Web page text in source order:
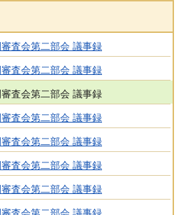
査会第二部会 議事録
査会第二部会 議事録
査会第二部会 議事録
査会第二部会 議事録
査会第二部会 議事録
査会第二部会 議事録
査会第二部会 議事録
査会第二部会 議事録